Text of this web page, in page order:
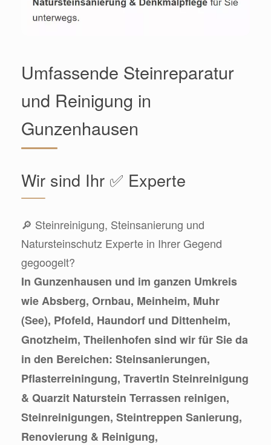
Umfassende Steinreparatur
und Reinigung in
Gunzenhausen
Wir sind Ihr ✅ Experte
🔎 Steinreinigung, Steinsanierung und
Natursteinschutz Experte in Ihrer Gegend
gegoogelt?
In Gunzenhausen und im ganzen Umkreis
wie Absberg, Ornbau, Meinheim, Muhr
(See), Pfofeld, Haundorf und Dittenheim,
Gnotzheim, Theilenhofen sind wir für Sie da
in den Bereichen: Steinsanierungen,
Pflasterreiningung, Travertin Steinreinigung
& Quarzit Naturstein Terrassen reinigen,
Steinreinigungen, Steintreppen Sanierung,
Renovierung & Reinigung,